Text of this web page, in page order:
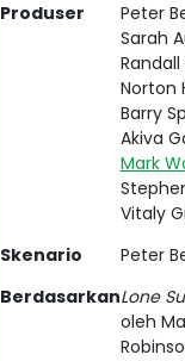
Produser
Peter
Sarah
Norton
Barry
Akiva
Mark
Vitaly
Skenario
Peter
BerdasarkanLone
oleh